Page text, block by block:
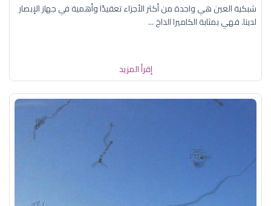
شبكية العين هي واحدة من أكثر الأجزاء تعقيدًا وأهمية في جهاز الإبصار
لدينا. فهي بمثابة الكاميرا الداخ ...
إقرأ المزيد